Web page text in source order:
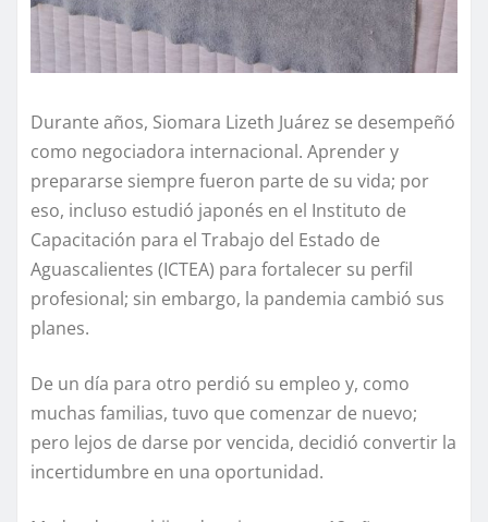
Durante años, Siomara Lizeth Juárez se desempeñó
como negociadora internacional. Aprender y
prepararse siempre fueron parte de su vida; por
eso, incluso estudió japonés en el Instituto de
Capacitación para el Trabajo del Estado de
Aguascalientes (ICTEA) para fortalecer su perfil
profesional; sin embargo, la pandemia cambió sus
planes.
De un día para otro perdió su empleo y, como
muchas familias, tuvo que comenzar de nuevo;
pero lejos de darse por vencida, decidió convertir la
incertidumbre en una oportunidad.